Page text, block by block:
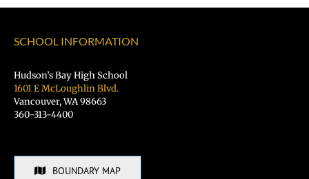
SCHOOL INFORMATION
Hudson’s Bay High School
1601 E McLoughlin Blvd.
Vancouver, WA 98663
360-313-4400
BOUNDARY MAP